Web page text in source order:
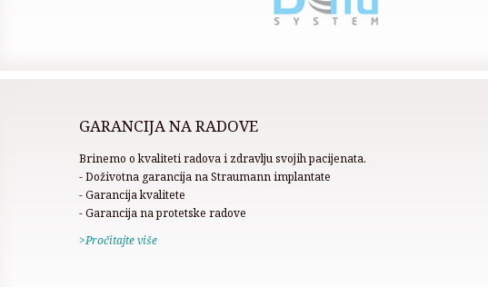
GARANCIJA NA RADOVE
Brinemo o kvaliteti radova i zdravlju svojih pacijenata.
- Doživotna garancija na Straumann implantate
- Garancija kvalitete
- Garancija na protetske radove
>Pročitajte više